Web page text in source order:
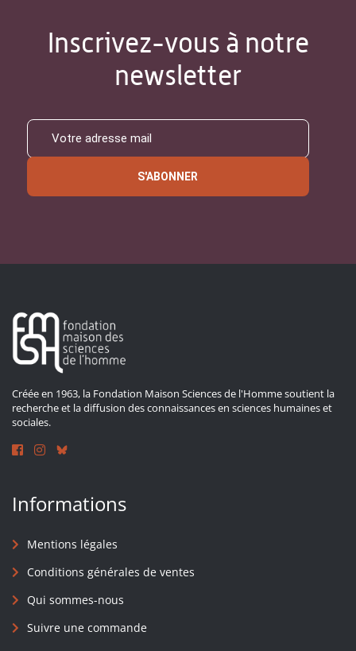
Inscrivez-vous à notre
newsletter
S'ABONNER
Créée en 1963, la Fondation Maison Sciences de l'Homme soutient la
recherche et la diffusion des connaissances en sciences humaines et
sociales.
Informations
Mentions légales
Conditions générales de ventes
Qui sommes-nous
Suivre une commande